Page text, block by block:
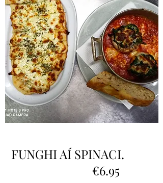
FUNGHI AÍ SPINACI.
€6.95